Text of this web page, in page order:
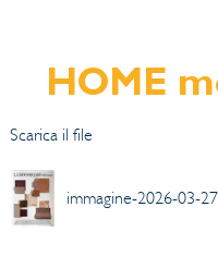
HOME
Scarica il file
immagine-2026-03-